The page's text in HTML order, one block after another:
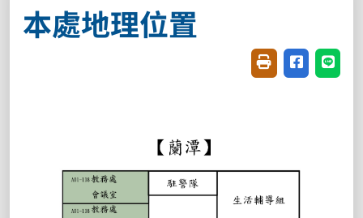
本處地理位置
友善列印(開新視
分享至臉書
分享